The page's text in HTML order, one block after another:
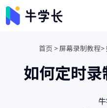
首页 >屏幕录制教程>
如何定时录